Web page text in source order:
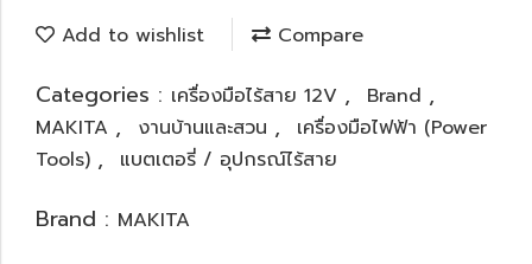
Add to wishlist Compare
Categories : เครื่องมือไร้สาย 12V , Brand ,
MAKITA , งานบ้านและสวน ,
เครื่องมือไฟฟ้า (Power
Tools) , แบตเตอรี่ / อุปกรณ์ไร้สาย
Brand : MAKITA